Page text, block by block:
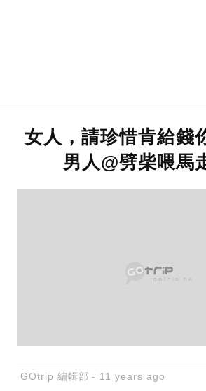
女人，請珍惜肯給錢
男人@劈柴喂馬
GOtrip 編輯部 11 years ago